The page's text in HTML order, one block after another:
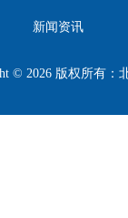
新闻资讯
© 2026 版权所有